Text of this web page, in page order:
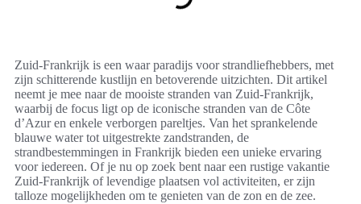
Zuid-Frankrijk is een waar paradijs voor strandliefhebbers, met
zijn schitterende kustlijn en betoverende uitzichten. Dit artikel
neemt je mee naar de mooiste stranden van Zuid-Frankrijk,
waarbij de focus ligt op de iconische stranden van de Côte
d’Azur en enkele verborgen pareltjes. Van het sprankelende
blauwe water tot uitgestrekte zandstranden, de
strandbestemmingen in Frankrijk bieden een unieke ervaring
voor iedereen. Of je nu op zoek bent naar een rustige vakantie
Zuid-Frankrijk of levendige plaatsen vol activiteiten, er zijn
talloze mogelijkheden om te genieten van de zon en de zee.